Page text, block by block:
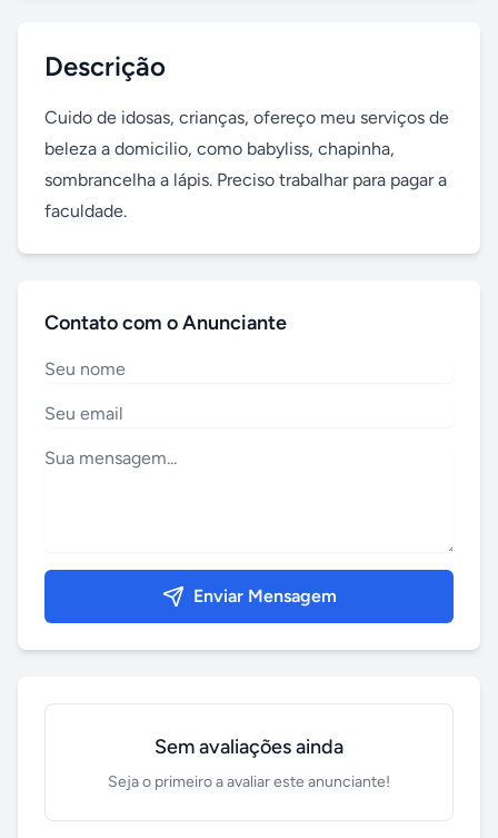
Descrição
Cuido de idosas, crianças, ofereço meu serviços de
beleza a domicilio, como babyliss, chapinha,
sombrancelha a lápis. Preciso trabalhar para pagar a
faculdade.
Contato com o Anunciante
Enviar Mensagem
Sem avaliações ainda
Seja o primeiro a avaliar este anunciante!